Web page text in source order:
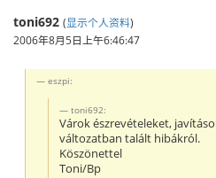
toni692 (显示个人资料)
2006年8月5日上午6:46:47
eszpi:
toni692:
Várok észrevételeket,
változatban talált hibákról.
Köszönettel
Toni/Bp